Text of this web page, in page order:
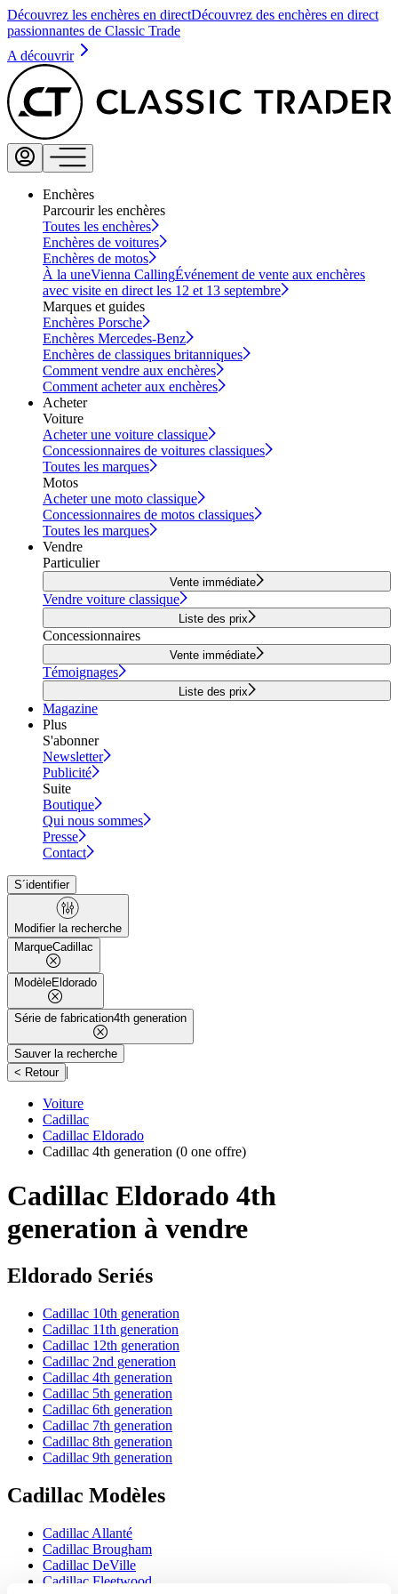
Découvrez les enchères en directDécouvrez des enchères en direct
passionnantes de Classic Trade
A découvrir
Enchères
Parcourir les enchères
Toutes les enchères
Enchères de voitures
Enchères de motos
À la uneVienna CallingÉvénement de vente aux enchères
avec visite en direct les 12 et 13 septembre
Marques et guides
Enchères Porsche
Enchères Mercedes-Benz
Enchères de classiques britanniques
Comment vendre aux enchères
Comment acheter aux enchères
Acheter
Voiture
Acheter une voiture classique
Concessionnaires de voitures classiques
Toutes les marques
Motos
Acheter une moto classique
Concessionnaires de motos classiques
Toutes les marques
Vendre
Particulier
Vente immédiate
Vendre voiture classique
Liste des prix
Concessionnaires
Vente immédiate
Témoignages
Liste des prix
Magazine
Plus
S'abonner
Newsletter
Publicité
Suite
Boutique
Qui nous sommes
Presse
Contact
S´identifier
Modifier la recherche
MarqueCadillac
ModèleEldorado
Série de fabrication4th generation
Sauver la recherche
< Retour |
Voiture
Cadillac
Cadillac Eldorado
Cadillac 4th generation (0 one offre)
Cadillac Eldorado 4th
generation à vendre
Eldorado Seriés
Cadillac 10th generation
Cadillac 11th generation
Cadillac 12th generation
Cadillac 2nd generation
Cadillac 4th generation
Cadillac 5th generation
Cadillac 6th generation
Cadillac 7th generation
Cadillac 8th generation
Cadillac 9th generation
Cadillac Modèles
Cadillac Allanté
Cadillac Brougham
Cadillac DeVille
Cadillac Fleetwood